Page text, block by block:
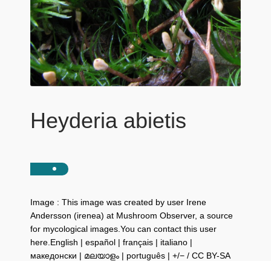
Heyderia abietis
Image : This image was created by user Irene
Andersson (irenea) at Mushroom Observer, a source
for mycological images.You can contact this user
here.English | español | français | italiano |
македонски | മലയാളം | português | +/− / CC BY-SA